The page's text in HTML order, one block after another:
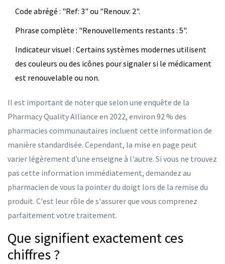
Code abrégé : "Ref: 3" ou "Renouv: 2".
Phrase complète : "Renouvellements restants : 5".
Indicateur visuel : Certains systèmes modernes utilisent
des couleurs ou des icônes pour signaler si le médicament
est renouvelable ou non.
Il est important de noter que selon une enquête de la
Pharmacy Quality Alliance en 2022, environ 92 % des
pharmacies communautaires incluent cette information de
manière standardisée. Cependant, la mise en page peut
varier légèrement d'une enseigne à l'autre. Si vous ne trouvez
pas cette information immédiatement, demandez au
pharmacien de vous la pointer du doigt lors de la remise du
produit. C'est leur rôle de s'assurer que vous comprenez
parfaitement votre traitement.
Que signifient exactement ces
chiffres ?